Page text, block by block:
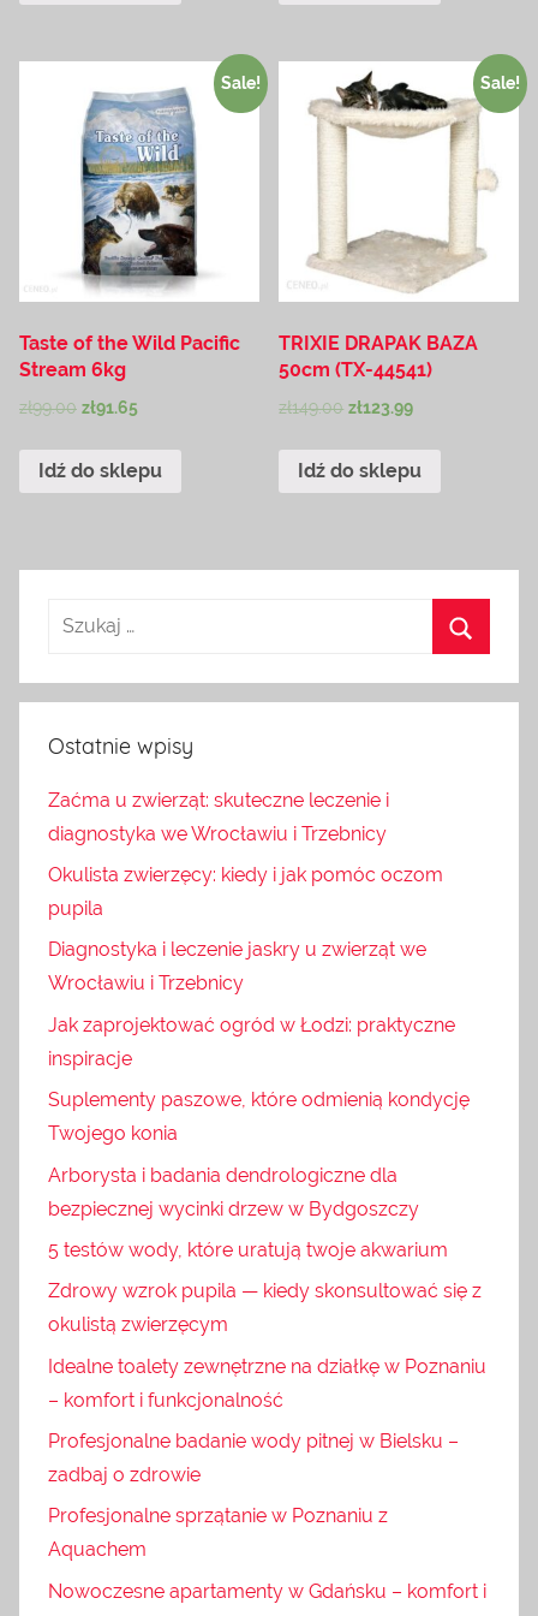
Sale!
Taste of the Wild Pacific
Stream 6kg
zł99.00 zł91.65
Idź do sklepu
Sale!
TRIXIE DRAPAK BAZA
50cm (TX-44541)
zł149.00 zł123.99
Idź do sklepu
Ostatnie wpisy
Zaćma u zwierząt: skuteczne leczenie i
diagnostyka we Wrocławiu i Trzebnicy
Okulista zwierzęcy: kiedy i jak pomóc oczom
pupila
Diagnostyka i leczenie jaskry u zwierząt we
Wrocławiu i Trzebnicy
Jak zaprojektować ogród w Łodzi: praktyczne
inspiracje
Suplementy paszowe, które odmienią kondycję
Twojego konia
Arborysta i badania dendrologiczne dla
bezpiecznej wycinki drzew w Bydgoszczy
5 testów wody, które uratują twoje akwarium
Zdrowy wzrok pupila — kiedy skonsultować się z
okulistą zwierzęcym
Idealne toalety zewnętrzne na działkę w Poznaniu
– komfort i funkcjonalność
Profesjonalne badanie wody pitnej w Bielsku –
zadbaj o zdrowie
Profesjonalne sprzątanie w Poznaniu z
Aquachem
Nowoczesne apartamenty w Gdańsku – komfort i